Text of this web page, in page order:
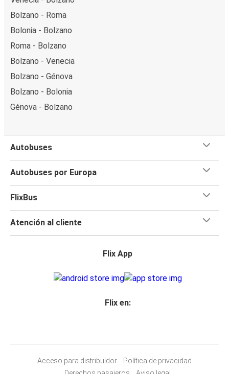
Bolzano - Roma
Bolonia - Bolzano
Roma - Bolzano
Bolzano - Venecia
Bolzano - Génova
Bolzano - Bolonia
Génova - Bolzano
Autobuses
Autobuses por Europa
FlixBus
Atención al cliente
Flix App
Flix en:
Acceso para distribuidor
Política de privacidad